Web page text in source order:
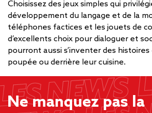
Choisissez des jeux simples qui
développement du langage et de la
téléphones factices et les jouets de
d’excellents choix pour dialoguer et
pourront aussi s’inventer des
poupée ou derrière leur cuisine.
Ne manquez pas la